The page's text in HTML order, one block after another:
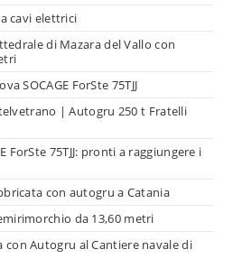
cavi elettrici
di Mazara del Vallo con
SOCAGE ForSte 75TJJ
| Autogru 250 t Fratelli
ForSte 75TJJ: pronti a raggiungere i
con autogru a Catania
da 13,60 metri
Autogru al Cantiere navale di